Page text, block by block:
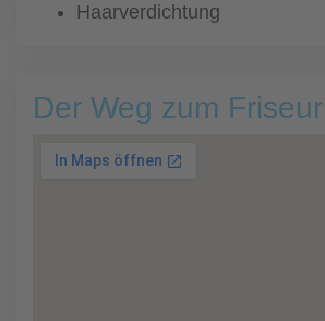
Haarverdichtung
Der Weg zum Friseur